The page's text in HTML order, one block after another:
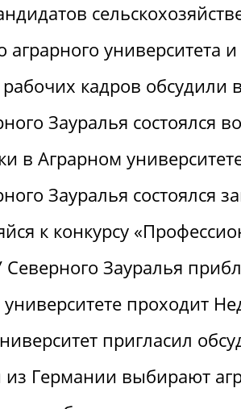
аграрного
рабочих кадров
Зауралья состоялся
в Аграрном
Зауралья
к конкурсу
Зауралья
проходит
пригласил
Германии выбирают